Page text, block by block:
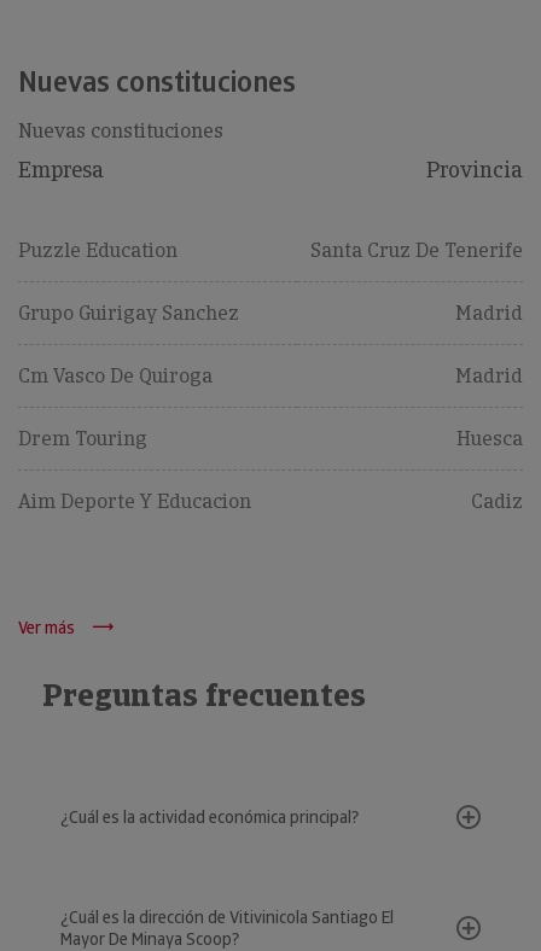
Nuevas constituciones
Nuevas constituciones
Empresa Provincia
Puzzle Education Santa Cruz De Tenerife
Grupo Guirigay Sanchez Madrid
Cm Vasco De Quiroga Madrid
Drem Touring Huesca
Aim Deporte Y Educacion Cadiz
Ver más
Preguntas frecuentes
¿Cuál es la actividad económica principal?
¿Cuál es la dirección de Vitivinicola Santiago El
Mayor De Minaya Scoop?